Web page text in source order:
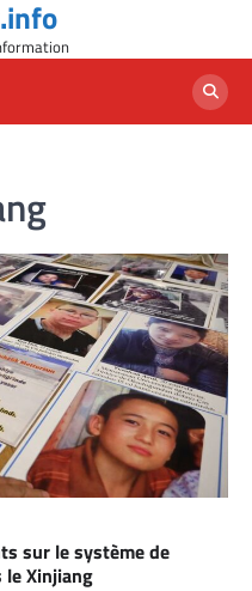
sur le système de
le Xinjiang